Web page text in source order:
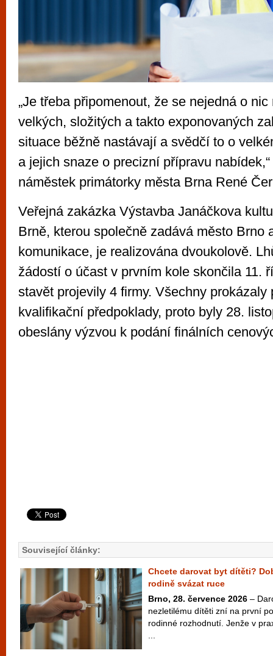
„Je třeba připomenout, že se nejedná o
velkých, složitých a takto exponovaných
situace běžně nastávají a svědčí to o
a jejich snaze o precizní přípravu
náměstek primátorky města Brna René
Veřejná zakázka Výstavba Janáčkova
Brně, kterou společně zadává město Brno
komunikace, je realizována dvoukolově.
žádostí o účast v prvním kole skončila 11.
stavět projevily 4 firmy. Všechny prokázaly
kvalifikační předpoklady, proto byly 28.
obeslány výzvou k podání finálních
Související články:
Chcete darovat byt dítěti?
rodině svázat ruce
Brno, 28. července 2026 –
nezletilému dítěti zní na první
rodinné rozhodnutí. Jenže v